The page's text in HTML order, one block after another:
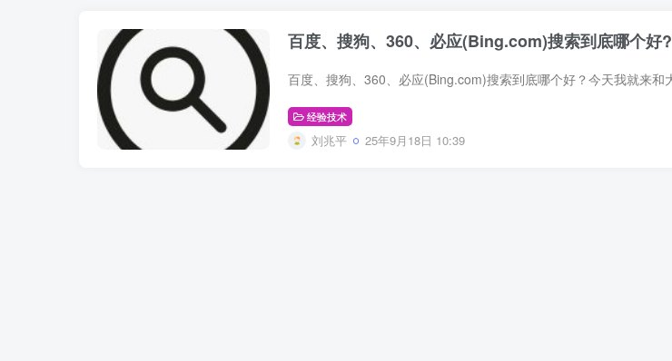
百度、搜狗、360、必应(Bing.com)搜索到底哪个好?
经验技术
刘兆平 25年9月18日 10:39